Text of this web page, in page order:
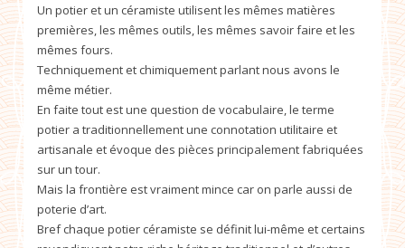
Un potier et un céramiste utilisent les mêmes matières
premières, les mêmes outils, les mêmes savoir faire et les
mêmes fours.
Techniquement et chimiquement parlant nous avons le
même métier.
En faite tout est une question de vocabulaire, le terme
potier a traditionnellement une connotation utilitaire et
artisanale et évoque des pièces principalement fabriquées
sur un tour.
Mais la frontière est vraiment mince car on parle aussi de
poterie d’art.
Bref chaque potier céramiste se définit lui-même et certains